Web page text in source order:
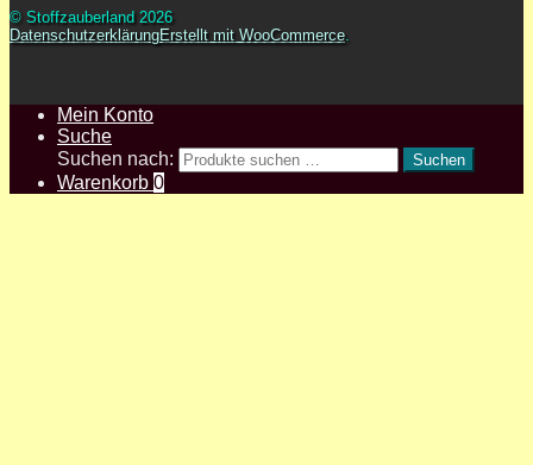
© Stoffzauberland 2026
DatenschutzerklärungErstellt mit WooCommerce.
Mein Konto
Suche
Suchen nach:
Suchen
Warenkorb 0